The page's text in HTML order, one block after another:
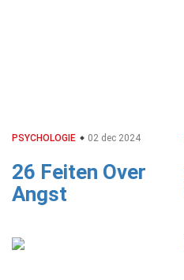
PSYCHOLOGIE 02 dec 2024
26 Feiten Over
Angst